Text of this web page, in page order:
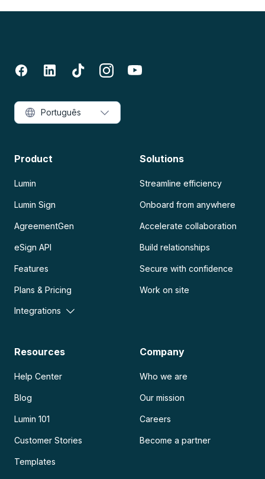
Product
Lumin
Lumin Sign
AgreementGen
eSign API
Features
Plans & Pricing
Integrations
Solutions
Streamline efficiency
Onboard from anywhere
Accelerate collaboration
Build relationships
Secure with confidence
Work on site
Resources
Help Center
Blog
Lumin 101
Customer Stories
Templates
Company
Who we are
Our mission
Careers
Become a partner
Português